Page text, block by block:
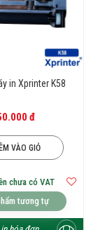
in Xprinter K58
đ
VÀO GIỎ
chưa có VAT
tương tự